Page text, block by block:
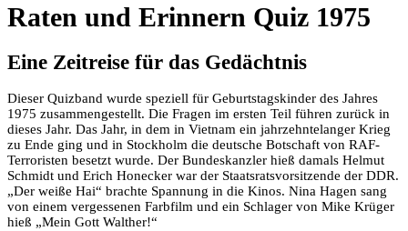
Raten und Erinnern Quiz 1975
Eine Zeitreise für das Gedächtnis
Dieser Quizband wurde speziell für Geburtstagskinder des Jahres
1975 zusammengestellt. Die Fragen im ersten Teil führen zurück in
dieses Jahr. Das Jahr, in dem in Vietnam ein jahrzehntelanger Krieg
zu Ende ging und in Stockholm die deutsche Botschaft von RAF-
Terroristen besetzt wurde. Der Bundeskanzler hieß damals Helmut
Schmidt und Erich Honecker war der Staatsratsvorsitzende der DDR.
„Der weiße Hai“ brachte Spannung in die Kinos. Nina Hagen sang
von einem vergessenen Farbfilm und ein Schlager von Mike Krüger
hieß „Mein Gott Walther!“